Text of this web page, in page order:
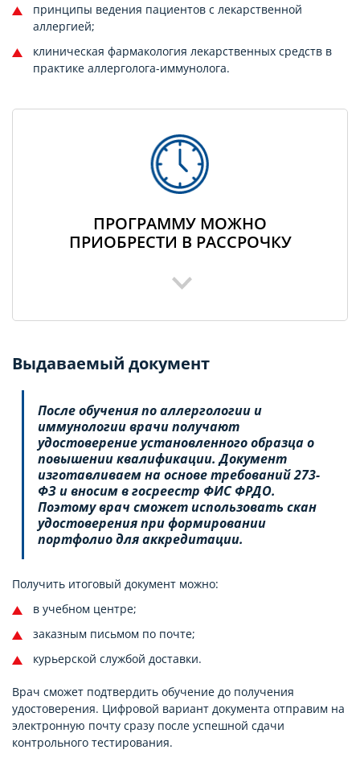
принципы ведения пациентов с лекарственной
аллергией;
клиническая фармакология лекарственных средств в
практике аллерголога-иммунолога.
ПРОГРАММУ МОЖНО
ПРИОБРЕСТИ В РАССРОЧКУ
Выдаваемый документ
После обучения по аллергологии и
иммунологии врачи получают
удостоверение установленного образца о
повышении квалификации. Документ
изготавливаем на основе требований 273-
ФЗ и вносим в госреестр ФИС ФРДО.
Поэтому врач сможет использовать скан
удостоверения при формировании
портфолио для аккредитации.
Получить итоговый документ можно:
в учебном центре;
заказным письмом по почте;
курьерской службой доставки.
Врач сможет подтвердить обучение до получения
удостоверения. Цифровой вариант документа отправим на
электронную почту сразу после успешной сдачи
контрольного тестирования.